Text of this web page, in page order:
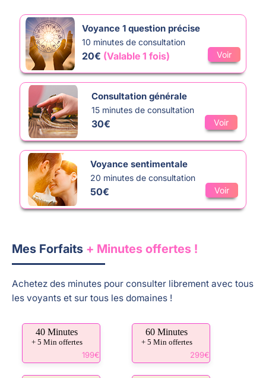
Voyance 1 question précise
10 minutes de consultation
20€ (Valable 1 fois) Voir
Consultation générale
15 minutes de consultation
30€ Voir
Voyance sentimentale
20 minutes de consultation
50€ Voir
Mes Forfaits + Minutes offertes !
Achetez des minutes pour consulter librement avec tous
les voyants et sur tous les domaines !
40 Minutes
+ 5 Min offertes
199€
60 Minutes
+ 5 Min offertes
299€